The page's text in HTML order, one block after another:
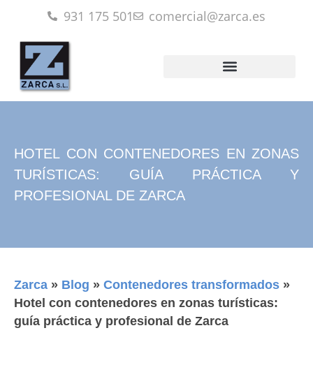
931 175 501 comercial@zarca.es
HOTEL CON CONTENEDORES EN ZONAS
TURÍSTICAS: GUÍA PRÁCTICA Y
PROFESIONAL DE ZARCA
Zarca » Blog » Contenedores transformados »
Hotel con contenedores en zonas turísticas:
guía práctica y profesional de Zarca